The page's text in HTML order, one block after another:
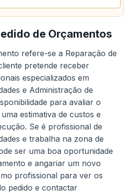
de Orçamentos
refere-se a Reparação de
pretende receber
especializados em
e Administração de
para avaliar o
estimativa de custos e
Se é profissional de
e trabalha na zona de
ser uma boa oportunidade
e angariar um novo
profissional para ver os
pedido e contactar